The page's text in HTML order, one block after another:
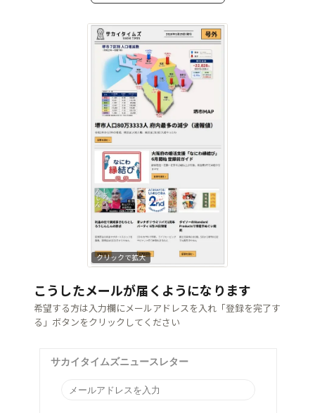
クリックで拡大
こうしたメールが届くようになります
希望する方は入力欄にメールアドレスを入れ「登録を完了す
る」ボタンをクリックしてください